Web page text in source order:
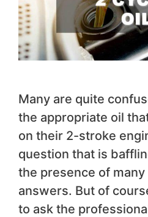
Many are quite
the appropriate oil
on their 2-stroke
question that is
the presence of
answers. But of
to ask the